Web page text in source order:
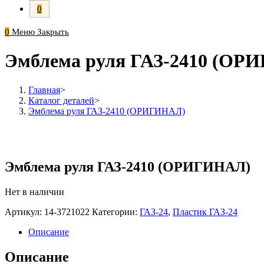
0
0 Меню Закрыть
Эмблема руля ГАЗ-2410
Главная>
Каталог деталей>
Эмблема руля ГАЗ-2410 (ОРИГИНАЛ)
Эмблема руля ГАЗ-2410 (ОРИГИНАЛ)
Нет в наличии
Артикул: 14-3721022 Категории: ГАЗ-24, Пластик ГАЗ-24
Описание
Описание